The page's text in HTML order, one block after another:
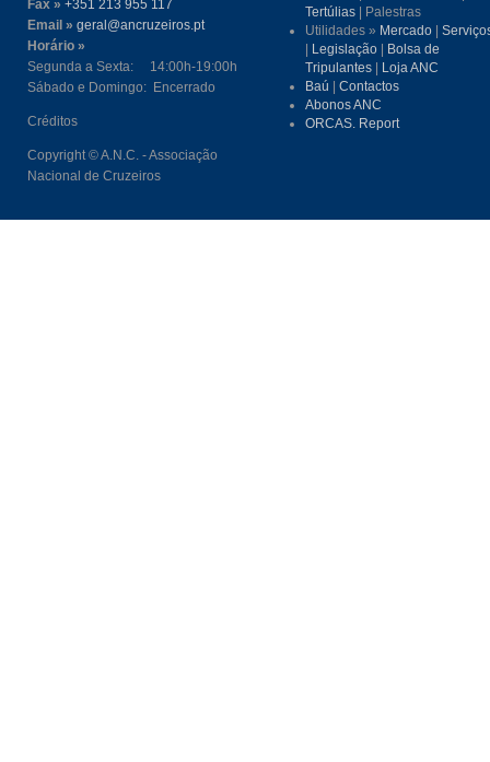
Fax » +351 213 955 117
Email » geral@ancruzeiros.pt
Horário »
Segunda a Sexta: 14:00h-19:00h
Sábado e Domingo: Encerrado
Créditos
Copyright © A.N.C. - Associação
Nacional de Cruzeiros
Tertúlias | Palestras
Utilidades » Mercado |
Legislação
Bolsa de
Tripulantes
Loja ANC
Baú |Contactos
Abonos ANC
ORCAS. Report